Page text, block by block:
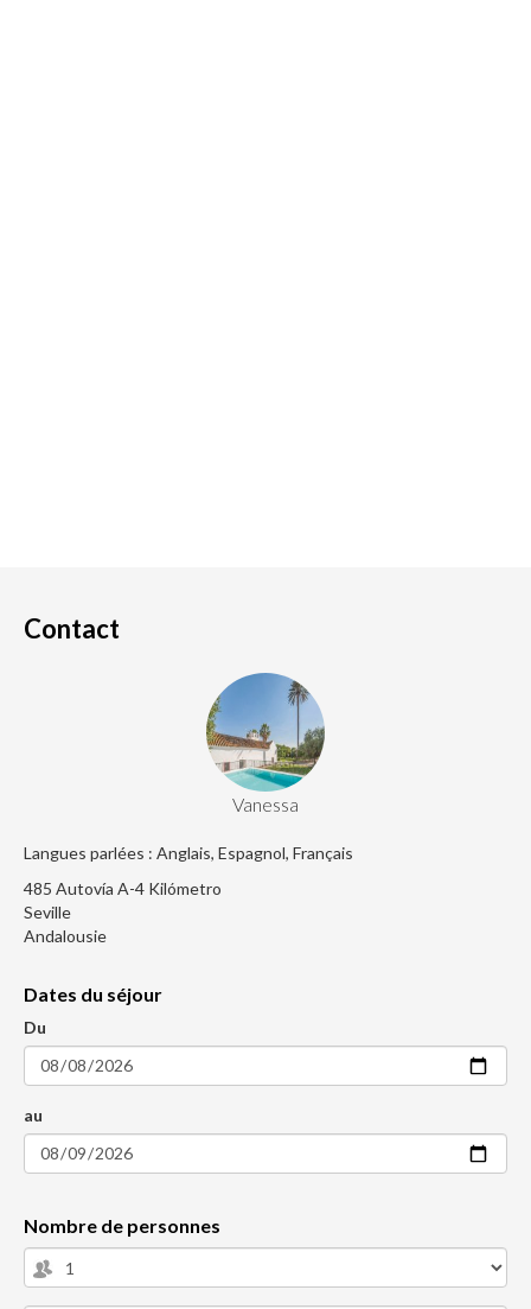
Contact
Vanessa
Langues parlées : Anglais, Espagnol, Français
485 Autovía A-4 Kilómetro
Seville
Andalousie
Dates du séjour
Du
au
Nombre de personnes